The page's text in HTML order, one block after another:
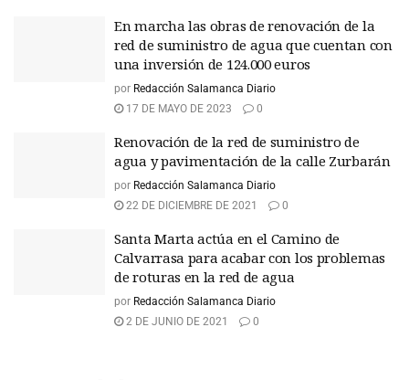
En marcha las obras de renovación de la
red de suministro de agua que cuentan con
una inversión de 124.000 euros
por Redacción Salamanca Diario
17 DE MAYO DE 2023
0
Renovación de la red de suministro de
agua y pavimentación de la calle Zurbarán
por Redacción Salamanca Diario
22 DE DICIEMBRE DE 2021
0
Santa Marta actúa en el Camino de
Calvarrasa para acabar con los problemas
de roturas en la red de agua
por Redacción Salamanca Diario
2 DE JUNIO DE 2021
0